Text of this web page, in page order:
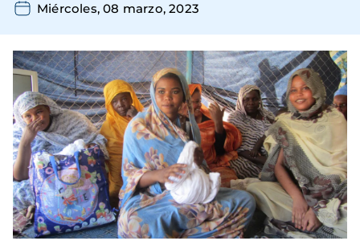
Miércoles, 08 marzo, 2023